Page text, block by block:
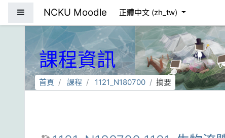
NCKU Moodle 正體中文 ‎(zh_tw)‎
課程資訊
首頁 課程 1121_N180700 摘要